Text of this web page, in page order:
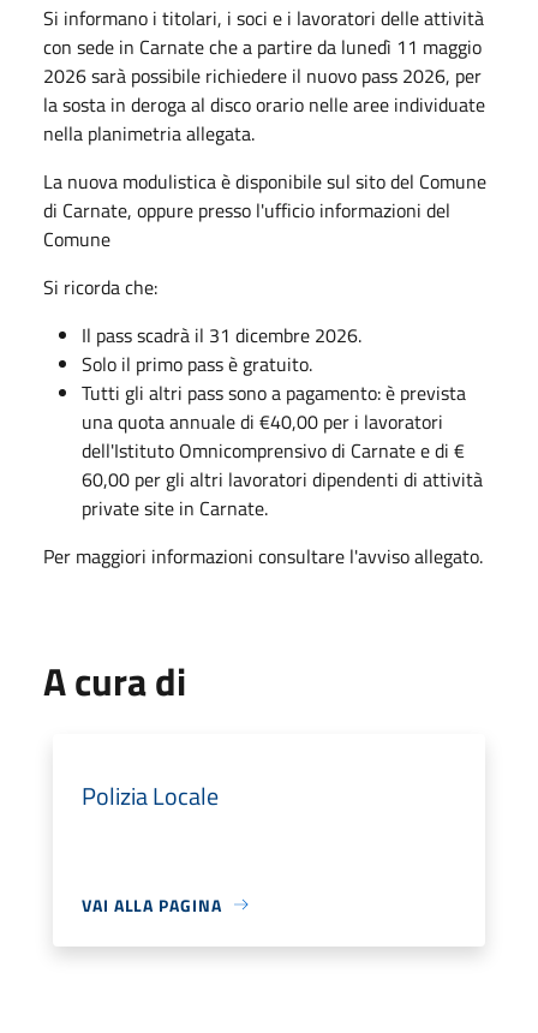
Si informano i titolari, i soci e i lavoratori delle attività
con sede in Carnate che a partire da lunedì 11 maggio
2026 sarà possibile richiedere il nuovo pass 2026, per
la sosta in deroga al disco orario nelle aree individuate
nella planimetria allegata.
La nuova modulistica è disponibile sul sito del Comune
di Carnate, oppure presso l'ufficio informazioni del
Comune
Si ricorda che:
Il pass scadrà il 31 dicembre 2026.
Solo il primo pass è gratuito.
Tutti gli altri pass sono a pagamento: è prevista
una quota annuale di €40,00 per i lavoratori
dell'Istituto Omnicomprensivo di Carnate e di €
60,00 per gli altri lavoratori dipendenti di attività
private site in Carnate.
Per maggiori informazioni consultare l'avviso allegato.
A cura di
Polizia Locale
VAI ALLA PAGINA